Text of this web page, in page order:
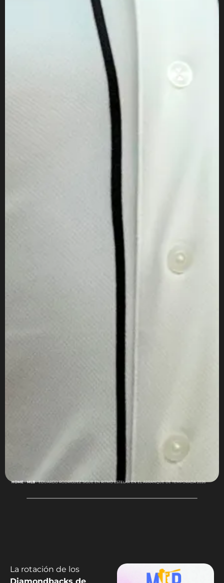
HOME-MLB-EDUARDO RODRÍGUEZ SIGUE EN RITMO ESTELAR EN EL ARRANQUE DE TEMPORADA 2026
La rotación de los